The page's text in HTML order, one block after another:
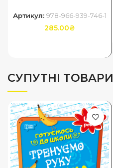
Артикул: 978-966-939-746-1
285.00₴
СУПУТНІ ТОВАРИ